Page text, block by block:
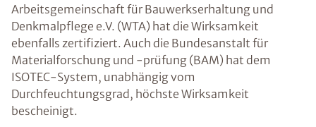
Arbeitsgemeinschaft für Bauwerkserhaltung und
Denkmalpflege e.V. (WTA) hat die Wirksamkeit
ebenfalls zertifiziert. Auch die Bundesanstalt für
Materialforschung und -prüfung (BAM) hat dem
ISOTEC-System, unabhängig vom
Durchfeuchtungsgrad, höchste Wirksamkeit
bescheinigt.